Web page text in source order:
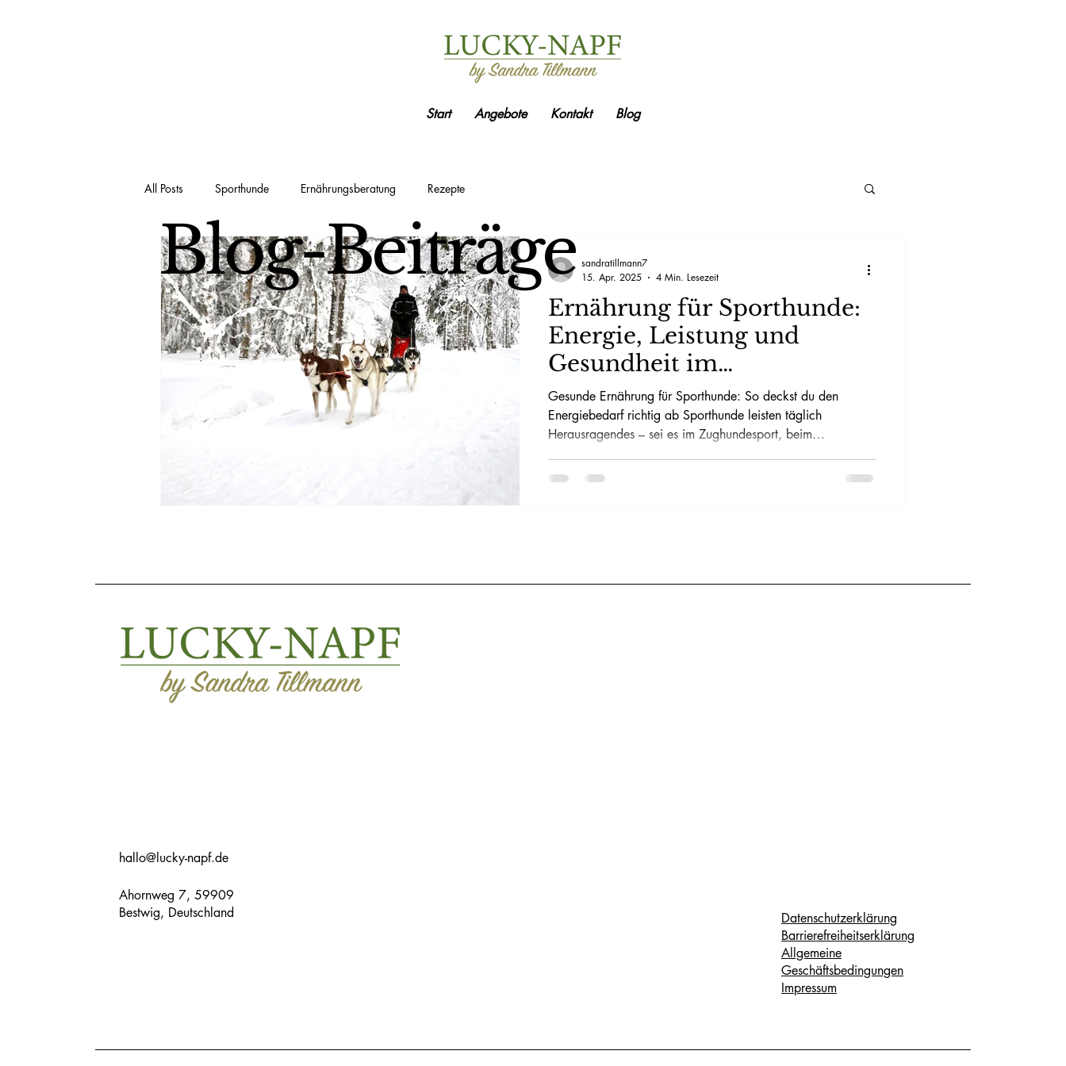
Start Angebote Kontakt Blog
All Posts Sporthunde Ernährungsberatung Rezepte
Ernährung für Sporthunde:
Energie, Leistung und
Gesundheit im
Gleichgewicht
Gesunde Ernährung für Sporthunde: So deckst du den
Energiebedarf richtig ab Sporthunde leisten täglich
Herausragendes – sei es im Zughundesport, beim
klar: Ein Hund, der viel arbeitet, hat andere Bedürfnisse als
sandratillmann7
15. Apr. 2025
4 Min. Lesezeit
Blog-Beiträge
hallo@lucky-napf.de
Ahornweg 7, 59909
Bestwig, Deutschland
Datenschutzerklärung
Barrierefreiheitserklärung
Allgemeine
Geschäftsbedingungen
Impressum